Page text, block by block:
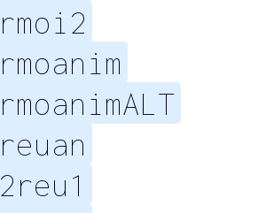
rmoi2
rmoanim
rmoanimALT
reuan
2reu1